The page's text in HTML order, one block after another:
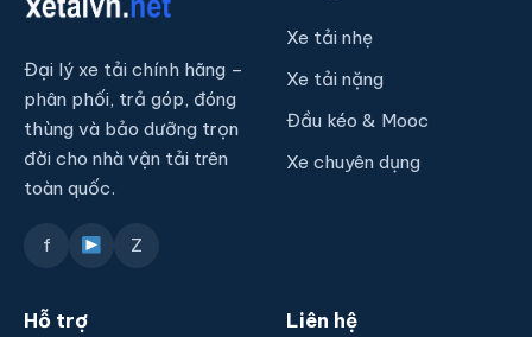
Đại lý xe tải chính hãng –
phân phối, trả góp, đóng
thùng và bảo dưỡng trọn
đời cho nhà vận tải trên
toàn quốc.
f Z
Xe tải nhẹ
Xe tải nặng
Đầu kéo & Mooc
Xe chuyên dụng
Hỗ trợ Liên hệ